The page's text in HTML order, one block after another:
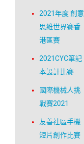
2021年度 創意
思維世界賽香
港區賽
2021CYC筆記
本設計比賽
國際機械人挑
戰賽2021
友善社區手機
短片創作比賽